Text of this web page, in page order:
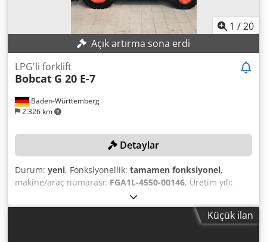
1 /20
Açık artırma sona erdi
Baden-Württemberg
2.326 km
LPG'li forklift
Bobcat G 20 E-7
Detaylar
Durum: yeni, Fonksiyonellik: tamamen fonksiyonel,
makine/araç numarası: FGA1L-4550-00146, Üretim yılı:
2.000 kg, kaldırma yüksekliği:
mm, serbest kaldırma:1.475 mm, yakıt türü:gaz,
, TEKNİK DETAYLAR Taşıma
Küçük ilan